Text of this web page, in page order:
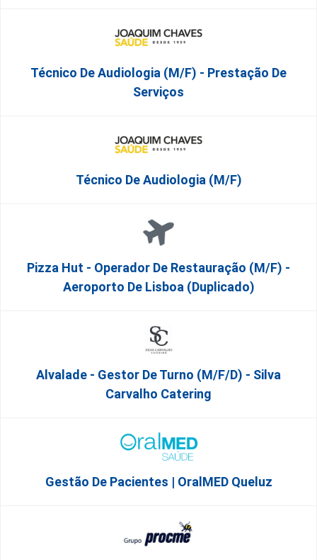
Técnico De Audiologia (M/F) - Prestação De
Serviços
Técnico De Audiologia (M/F)
Pizza Hut - Operador De Restauração (m/f) -
Aeroporto De Lisboa (Duplicado)
Alvalade - Gestor De Turno (m/f/d) - Silva
Carvalho Catering
Gestão De Pacientes | OralMED Queluz